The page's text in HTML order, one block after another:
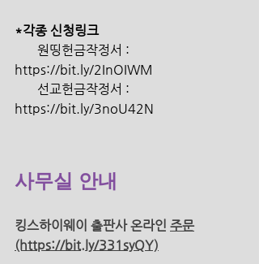
*각종 신청링크
https://bit.ly/2InOIWM
https://bit.ly/3noU42N
사무실 안내
킹스하이웨이 출판사 온라인 주문
(https://bit.ly/331syQY)